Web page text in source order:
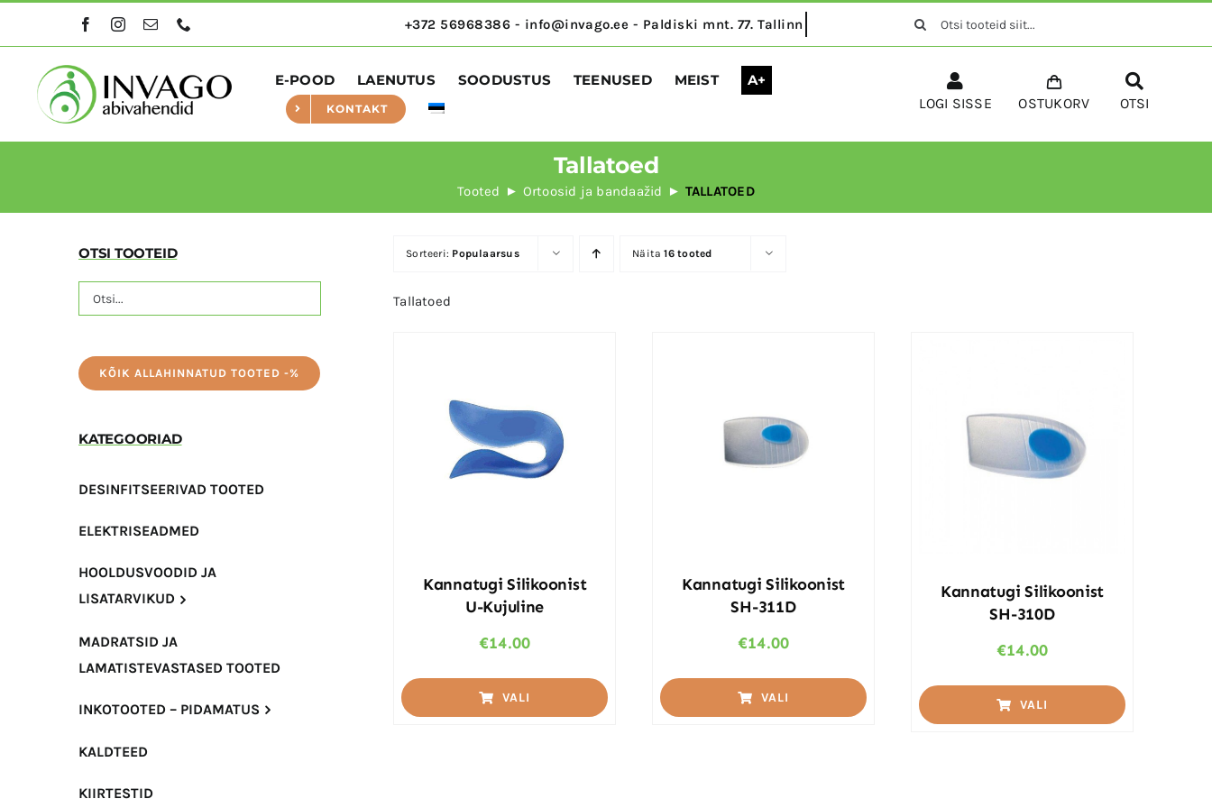
Search
for:
E-POOD LAENUTUS SOODUSTUS TEENUSED MEIST A+
KONTAKT LOGI SISSE OSTUKORV OTSI
Tallatoed
Tooted Ortoosid ja bandaažid TALLATOED
Sorteeri: Populaarsus Näita16 tooted
Tallatoed
Kannatugi Silikoonist
U-Kujuline
€14.00
VALI
This
Kannatugi Silikoonist
SH-311D
€14.00
VALI
This
Kannatugi Silikoonist
SH-310D
€14.00
VALI
This
OTSI TOOTEID
KÕIK ALLAHINNATUD TOOTED -%
KATEGOORIAD
DESINFITSEERIVAD TOOTED
ELEKTRISEADMED
HOOLDUSVOODID JA
LISATARVIKUD
MADRATSID JA
LAMATISTEVASTASED TOOTED
INKOTOOTED – PIDAMATUS
KALDTEED
KIIRTESTID